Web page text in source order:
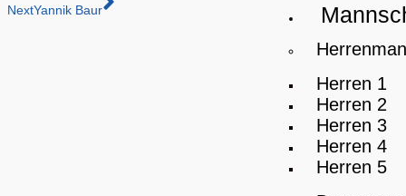
Herren 1
Herren 2
Herren 3
Herren 4
Herren 5
NextYannik Baur